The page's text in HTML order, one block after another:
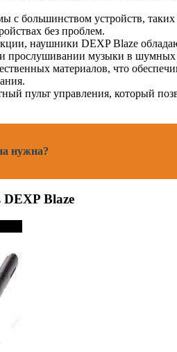
большинством устройств,
без проблем.
наушники DEXP Blaze
прослушивании музыки в шумных
материалов, что
пульт управления, который
нужна?
Blaze